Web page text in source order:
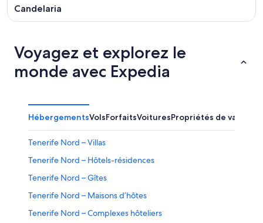
Candelaria
Voyagez et explorez le
monde avec Expedia
HébergementsVolsForfaitsVoituresPropriétés de
Tenerife Nord – Villas
Tenerife Nord – Hôtels-résidences
Tenerife Nord – Gîtes
Tenerife Nord – Maisons d’hôtes
Tenerife Nord – Complexes hôteliers